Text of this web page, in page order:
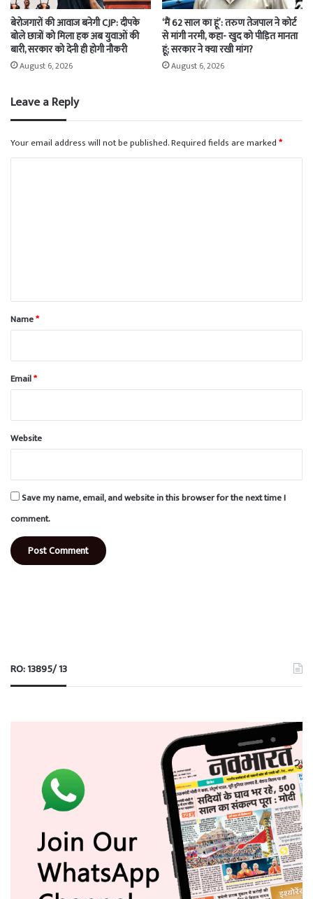
बेरोजगारों की आवाज बनेगी CJP: दीपके
बोले छात्रों को मिला हक अब युवाओं की
बारी, सरकार को देनी ही होगी नौकरी
August 6, 2026
‘मैं 62 साल का हूं’: तरुण तेजपाल ने कोर्ट
से मांगी नरमी, कहा- खुद को पीड़ित मानता
हूं; सरकार ने क्या रखी मांग?
August 6, 2026
Leave a Reply
Your email address will not be published.Required fields are marked*
*
Name*
Email*
Website
Save my name, email, and website in this browser for the next time I
comment.
RO: 13895/ 13